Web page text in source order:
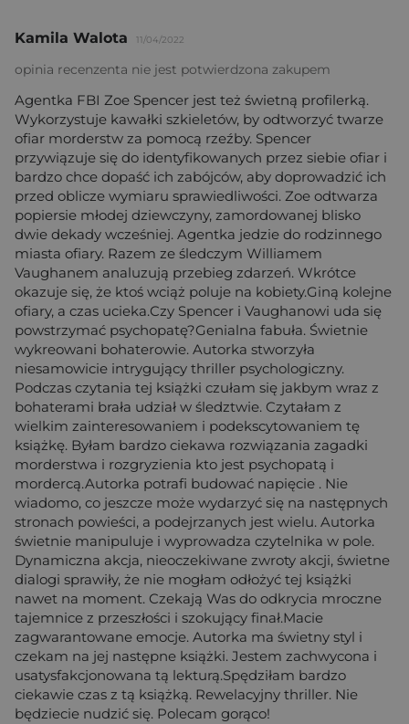
Kamila Walota 11/04/2022
opinia recenzenta nie jest potwierdzona zakupem
Agentka FBI Zoe Spencer jest też świetną profilerką.
Wykorzystuje kawałki szkieletów, by odtworzyć twarze
ofiar morderstw za pomocą rzeźby. Spencer
przywiązuje się do identyfikowanych przez siebie ofiar i
bardzo chce dopaść ich zabójców, aby doprowadzić ich
przed oblicze wymiaru sprawiedliwości. Zoe odtwarza
popiersie młodej dziewczyny, zamordowanej blisko
dwie dekady wcześniej. Agentka jedzie do rodzinnego
miasta ofiary. Razem ze śledczym Williamem
Vaughanem analuzują przebieg zdarzeń. Wkrótce
okazuje się, że ktoś wciąż poluje na kobiety.Giną kolejne
ofiary, a czas ucieka.Czy Spencer i Vaughanowi uda się
powstrzymać psychopatę?Genialna fabuła. Świetnie
wykreowani bohaterowie. Autorka stworzyła
niesamowicie intrygujący thriller psychologiczny.
Podczas czytania tej książki czułam się jakbym wraz z
bohaterami brała udział w śledztwie. Czytałam z
wielkim zainteresowaniem i podekscytowaniem tę
książkę. Byłam bardzo ciekawa rozwiązania zagadki
morderstwa i rozgryzienia kto jest psychopatą i
mordercą.Autorka potrafi budować napięcie . Nie
wiadomo, co jeszcze może wydarzyć się na następnych
stronach powieści, a podejrzanych jest wielu. Autorka
świetnie manipuluje i wyprowadza czytelnika w pole.
Dynamiczna akcja, nieoczekiwane zwroty akcji, świetne
dialogi sprawiły, że nie mogłam odłożyć tej książki
nawet na moment. Czekają Was do odkrycia mroczne
tajemnice z przeszłości i szokujący finał.Macie
zagwarantowane emocje. Autorka ma świetny styl i
czekam na jej następne książki. Jestem zachwycona i
usatysfakcjonowana tą lekturą.Spędziłam bardzo
ciekawie czas z tą książką. Rewelacyjny thriller. Nie
będziecie nudzić się. Polecam gorąco!